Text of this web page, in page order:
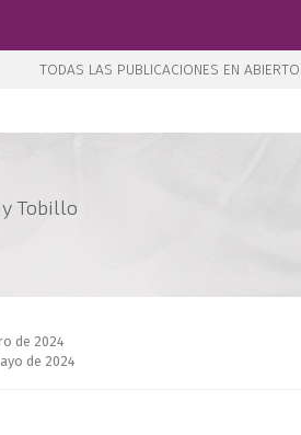
TODAS LAS PUBLICACIONES EN ABIERTO |
y Tobillo
de 2024
de 2024